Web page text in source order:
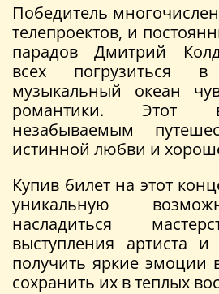
Победитель
телепроектов, и
парадов Дмитрий
всех погрузиться в
музыкальный океан
романтики. Этот
незабываемым
истинной любви и
Купив билет на этот
уникальную
насладиться
выступления артиста и
получить яркие эмоции
сохранить их в теплых